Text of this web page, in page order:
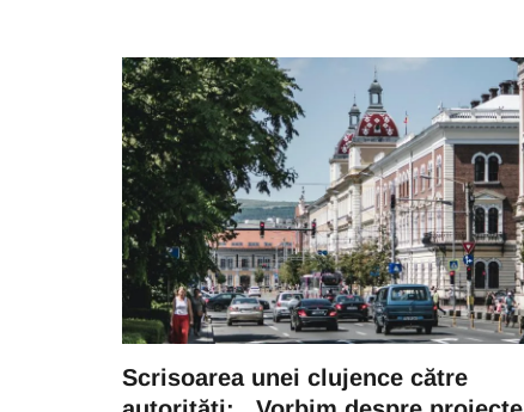
Scrisoarea unei clujence către